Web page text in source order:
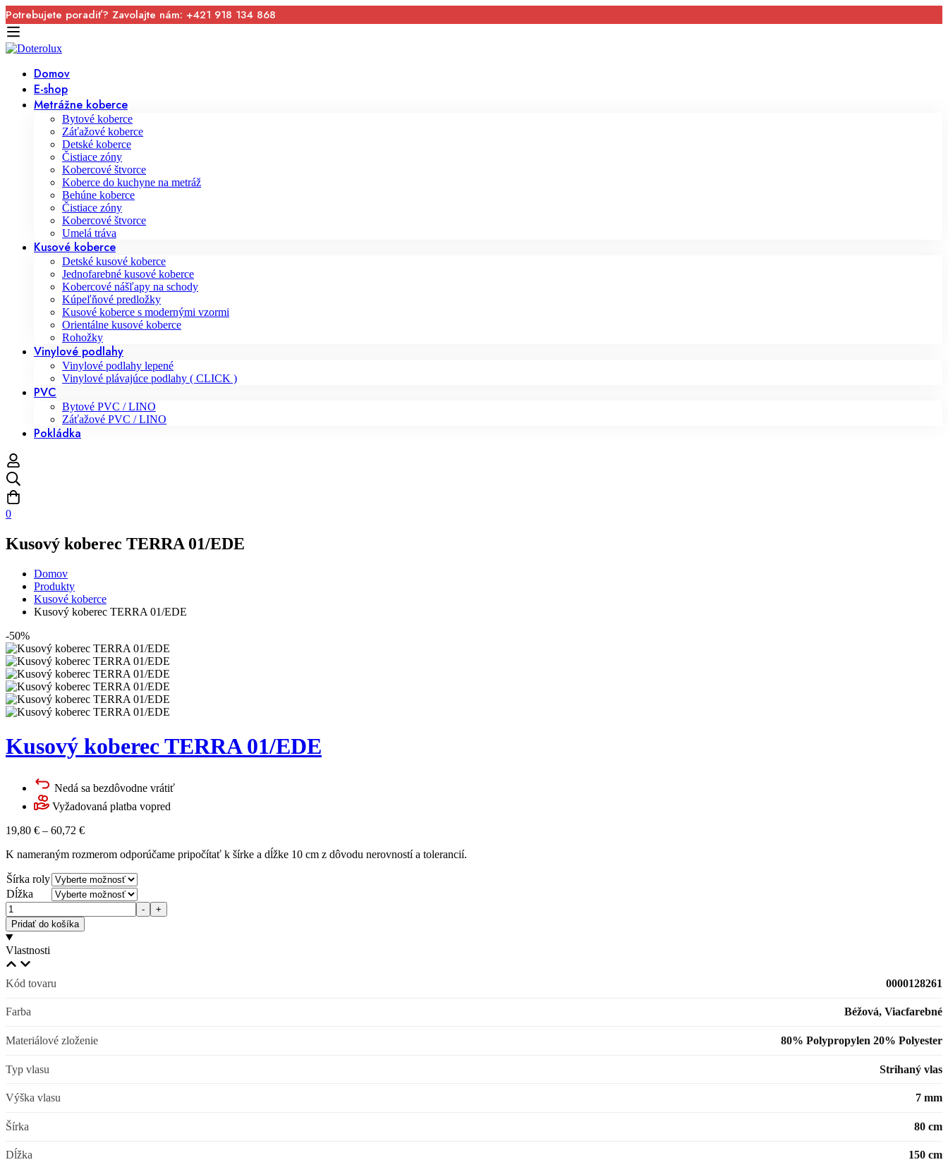
Potrebujete poradiť? Zavolajte nám: +421 918 134 868
Domov
E-shop
Metrážne koberce
Bytové koberce
Záťažové koberce
Detské koberce
Čistiace zóny
Kobercové štvorce
Koberce do kuchyne na metráž
Behúne koberce
Čistiace zóny
Kobercové štvorce
Umelá tráva
Kusové koberce
Detské kusové koberce
Jednofarebné kusové koberce
Kobercové nášľapy na schody
Kúpeľňové predložky
Kusové koberce s modernými vzormi
Orientálne kusové koberce
Rohožky
Vinylové podlahy
Vinylové podlahy lepené
Vinylové plávajúce podlahy ( CLICK )
PVC
Bytové PVC / LINO
Záťažové PVC / LINO
Pokládka
0
Kusový koberec TERRA 01/EDE
Domov
Produkty
Kusové koberce
Kusový koberec TERRA 01/EDE
-50%
Kusový koberec TERRA 01/EDE
Nedá sa bezdôvodne vrátiť
Vyžadovaná platba vopred
19,80 € – 60,72 €
K nameraným rozmerom odporúčame pripočítať k šírke a dĺžke 10 cm z dôvodu nerovností a tolerancií.
Šírka roly
Dĺžka
Množstvo
-
+
Pridať do košíka
Vlastnosti
Kód tovaru 0000128261
Farba Béžová, Viacfarebné
Materiálové zloženie 80% Polypropylen 20% Polyester
Typ vlasu Strihaný vlas
Výška vlasu 7 mm
Šírka 80 cm
Dĺžka 150 cm